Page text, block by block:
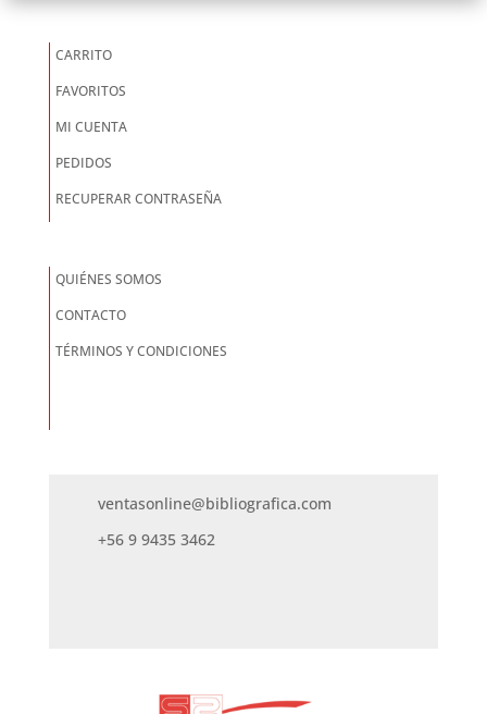
CARRITO
FAVORITOS
MI CUENTA
PEDIDOS
RECUPERAR CONTRASEÑA
QUIÉNES SOMOS
CONTACTO
TÉRMINOS Y CONDICIONES
ventasonline@bibliografica.com
+56 9 9435 3462